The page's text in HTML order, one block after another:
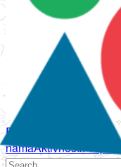
Početna
namaAktivnostiPropisi